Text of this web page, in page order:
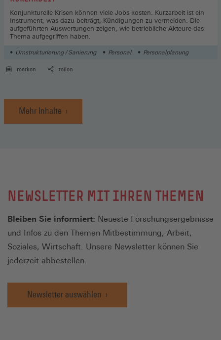
Konjunkturelle Krisen können viele Jobs kosten. Kurzarbeit ist ein
Instrument, was dazu beiträgt, Kündigungen zu vermeiden. Die
aufgeführten Auswertungen zeigen, wie betriebliche Akteure das
Thema aufgegriffen haben.
Umstrukturierung / Sanierung Personal Personalplanung
merken teilen
Mehr Inhalte
NEWSLETTER MIT IHREN THEMEN
Bleiben Sie informiert: Neueste Forschungsergebnisse
und Infos zu den Themen Mitbestimmung, Arbeit,
Soziales, Wirtschaft. Unsere Newsletter können Sie
jederzeit abbestellen.
Newsletter auswählen